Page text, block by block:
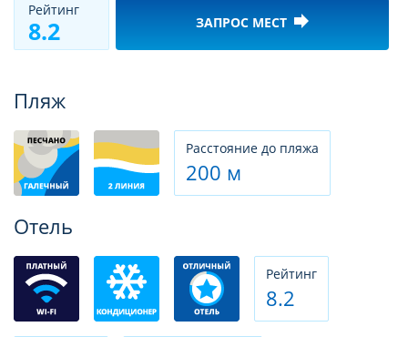
Рeйтинг
8.2 ЗАПРОС МЕСТ forward
Пляж
Расстояние до пляжа
200 м
Отель
Рeйтинг
8.2